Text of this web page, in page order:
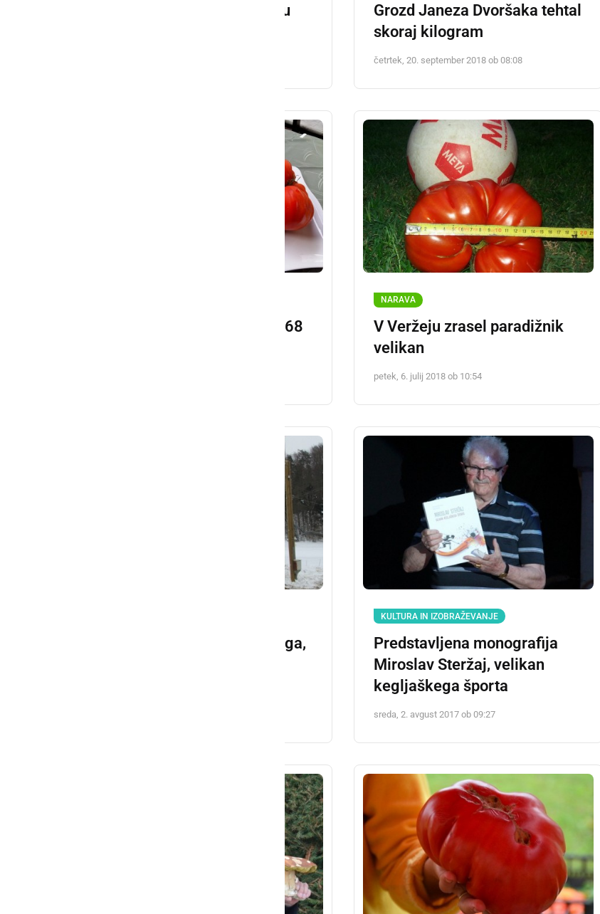
Na Spodnjem Kamenščaku
Grozd Janeza Dvoršaka tehtal
skoraj kilogram
četrtek, 20. september 2018 ob 08:08
Ko en paradižnik tehta 1.768
NARAVA
V Veržeju zrasel paradižnik
velikan
petek, 6. julij 2018 ob 10:54
V Trnovcih postavili velikega,
KULTURA IN IZOBRAŽEVANJE
Predstavljena monografija
Miroslav Steržaj, velikan
kegljaškega športa
sreda, 2. avgust 2017 ob 09:27